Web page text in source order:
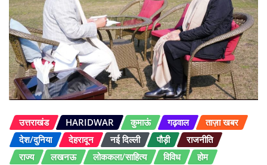
उत्तराखंड HARIDWAR कुमाऊं गढ़वाल
ताज़ा खबर
देश/दुनिया
देहरादून नई दिल्ली पौड़ी
राजनीति
राज्य
लखनऊ लोककला/साहित्य विविध होम